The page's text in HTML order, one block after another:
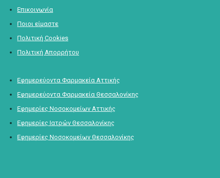
Επικοινωνία
Ποιοι είμαστε
Πολιτική Cookies
Πολιτική Απορρήτου
Εφημερεύοντα Φαρμακεία Αττικής
Εφημερεύοντα Φαρμακεία Θεσσαλονίκης
Εφημερίες Νοσοκομείων Αττικής
Εφημερίες Ιατρών Θεσσαλονίκης
Εφημερίες Νοσοκομείων Θεσσαλονίκης